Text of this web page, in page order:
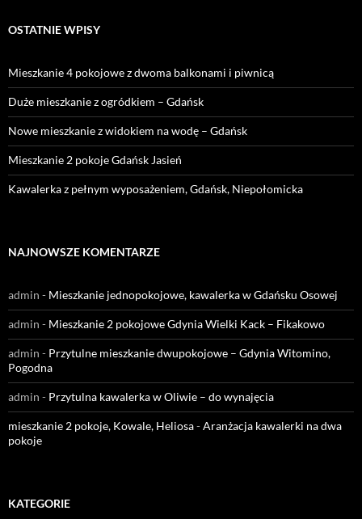
OSTATNIE WPISY
Mieszkanie 4 pokojowe z dwoma balkonami i piwnicą
Duże mieszkanie z ogródkiem – Gdańsk
Nowe mieszkanie z widokiem na wodę – Gdańsk
Mieszkanie 2 pokoje Gdańsk Jasień
Kawalerka z pełnym wyposażeniem, Gdańsk, Niepołomicka
NAJNOWSZE KOMENTARZE
admin - Mieszkanie jednopokojowe, kawalerka w Gdańsku Osowej
admin - Mieszkanie 2 pokojowe Gdynia Wielki Kack – Fikakowo
admin - Przytulne mieszkanie dwupokojowe – Gdynia Witomino,
Pogodna
admin - Przytulna kawalerka w Oliwie – do wynajęcia
mieszkanie 2 pokoje, Kowale, Heliosa-Aranżacja kawalerki na dwa
pokoje
KATEGORIE